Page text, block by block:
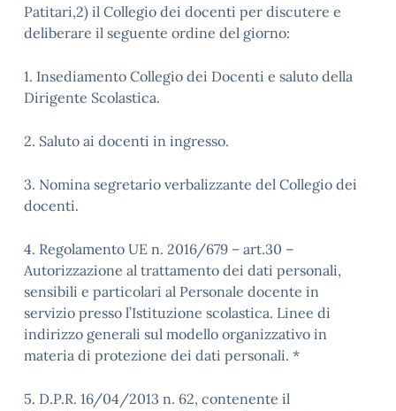
Patitari,2) il Collegio dei docenti per discutere e
deliberare il seguente ordine del giorno:
1. Insediamento Collegio dei Docenti e saluto della
Dirigente Scolastica.
2. Saluto ai docenti in ingresso.
3. Nomina segretario verbalizzante del Collegio dei
docenti.
4. Regolamento UE n. 2016/679 – art.30 –
Autorizzazione al trattamento dei dati personali,
sensibili e particolari al Personale docente in
servizio presso l’Istituzione scolastica. Linee di
indirizzo generali sul modello organizzativo in
materia di protezione dei dati personali. *
5. D.P.R. 16/04/2013 n. 62, contenente il